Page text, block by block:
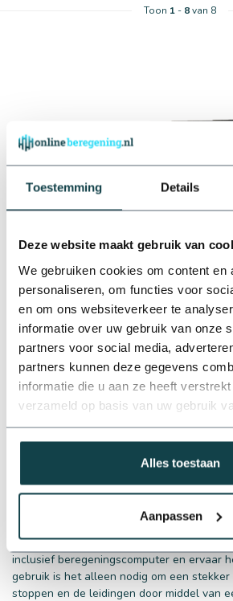
Toestemming Details
Deze website maakt gebruik van
We gebruiken cookies om content en
personaliseren, om functies voor
en om ons websiteverkeer te
informatie over uw gebruik van onze
partners voor social media,
partners kunnen deze gegevens
informatie die u aan ze heeft
verzameld op basis van uw gebruik
Alles toestaan
Aanpassen
Toon 1 - 8van 8
Bestel nu de complete
inclusief beregeningscomputer en ervaar
gebruik is het alleen nodig om een
stoppen en de leidingen door middel van